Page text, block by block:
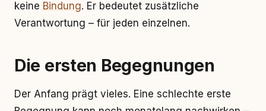
keine Bindung. Er bedeutet zusätzliche
Verantwortung – für jeden einzelnen.
Die ersten Begegnungen
Der Anfang prägt vieles. Eine schlechte erste